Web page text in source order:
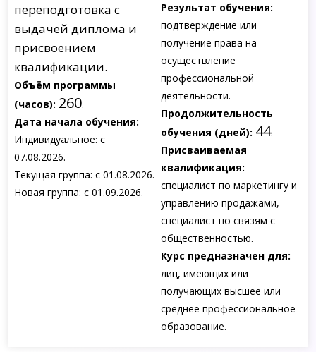
переподготовка с
выдачей диплома и
присвоением
квалификации.
Объём программы
(часов): 260.
Дата начала обучения:
Индивидуальное: с
07.08.2026.
Текущая группа: с 01.08.2026.
Новая группа: с 01.09.2026.
Результат обучения:
подтверждение или
получение права на
осуществление
профессиональной
деятельности.
Продолжительность
обучения (дней): 44.
Присваиваемая
квалификация:
специалист по маркетингу и
управлению продажами,
специалист по связям с
общественностью.
Курс предназначен для:
лиц, имеющих или
получающих высшее или
среднее профессиональное
образование.